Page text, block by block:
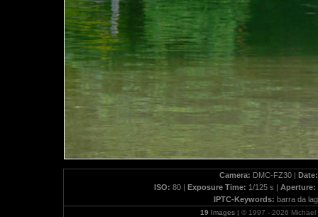
Camera: DMC-FZ30 | Date:
ISO: 80 | Exposure Time: 1/125 s | Aperture:
IPTC-Keywords: barra da
19 Images | © 1997 - 2026 Michael